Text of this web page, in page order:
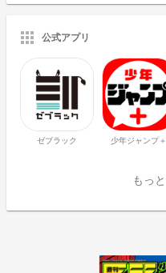
公式アプリ
ゼブラック 少年ジャンプ＋